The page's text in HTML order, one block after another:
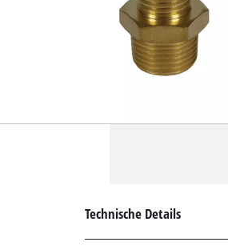
Technische Details